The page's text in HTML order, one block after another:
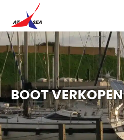
BOOT VERKOPEN